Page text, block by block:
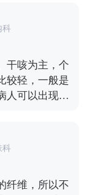
间内出现呼
有少数病人
甚至需要机
的肺炎传染
来说，减少外
的检查和治疗
科
干咳为主，个
较轻，一般是
人可以出现高
血常规白细
，个别病人
影响肝脏之
科
纤维，所以不